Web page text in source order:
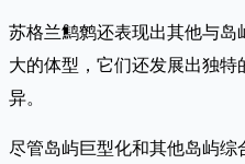
苏格兰鹪鹩还表现出其他与
大的体型，它们还发展出独
异。
尽管岛屿巨型化和其他岛屿